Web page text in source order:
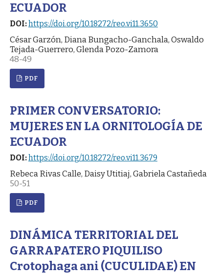
ECUADOR
DOI:https://doi.org/10.18272/reo.vi11.3650
César Garzón, Diana Bungacho-Ganchala, Oswaldo
Tejada-Guerrero, Glenda Pozo-Zamora
48-49
PDF
PRIMER CONVERSATORIO:
MUJERES EN LA ORNITOLOGÍA DE
ECUADOR
DOI:https://doi.org/10.18272/reo.vi11.3679
Rebeca Rivas Calle, Daisy Utitiaj, Gabriela Castañeda
50-51
PDF
DINÁMICA TERRITORIAL DEL
GARRAPATERO PIQUILISO
Crotophaga ani (CUCULIDAE) EN